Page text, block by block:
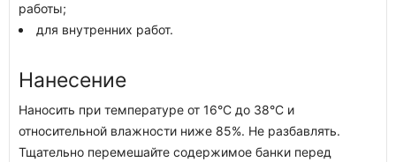
работы;
для внутренних работ.
Нанесение
Наносить при температуре от 16°С до 38°С и
относительной влажности ниже 85%. Не разбавлять.
Тщательно перемешайте содержимое банки перед